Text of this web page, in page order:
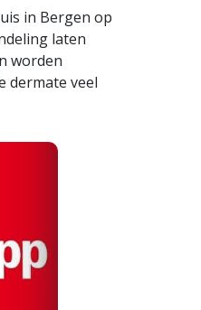
in Bergen op
laten
worden
dermate veel